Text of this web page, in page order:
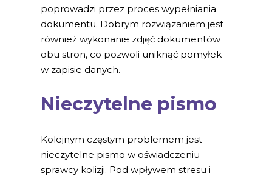
poprowadzi przez proces wypełniania
dokumentu. Dobrym rozwiązaniem jest
również wykonanie zdjęć dokumentów
obu stron, co pozwoli uniknąć pomyłek
w zapisie danych.
Nieczytelne pismo
Kolejnym częstym problemem jest
nieczytelne pismo w oświadczeniu
sprawcy kolizji. Pod wpływem stresu i